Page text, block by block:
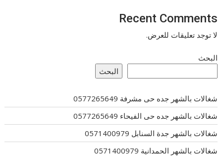
Recent Comments
لا توجد تعليقات للعرض.
البحث
البحث
شغالات بالشهر جده حى مشرفة 0577265649
شغالات بالشهر جده حى الفيحاء 0577265649
شغالات بالشهر جدة السنابل 0571400979
شغالات بالشهر الحمدانية 0571400979